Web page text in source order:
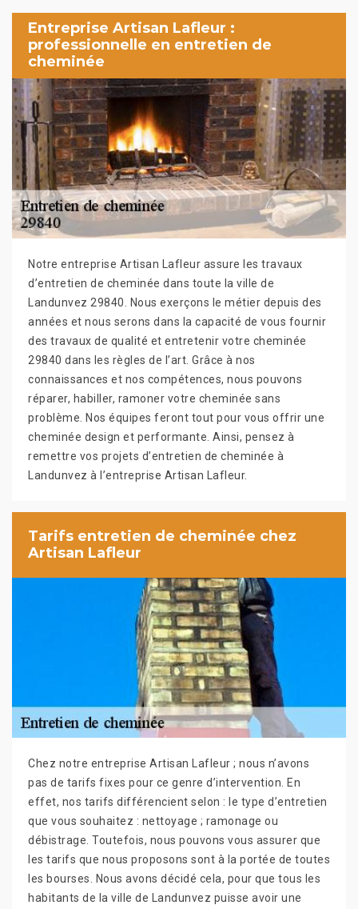
Entreprise Artisan Lafleur :
professionnelle en entretien de
cheminée
Notre entreprise Artisan Lafleur assure les travaux
d’entretien de cheminée dans toute la ville de
Landunvez 29840. Nous exerçons le métier depuis des
années et nous serons dans la capacité de vous fournir
des travaux de qualité et entretenir votre cheminée
29840 dans les règles de l’art. Grâce à nos
connaissances et nos compétences, nous pouvons
réparer, habiller, ramoner votre cheminée sans
problème. Nos équipes feront tout pour vous offrir une
cheminée design et performante. Ainsi, pensez à
remettre vos projets d’entretien de cheminée à
Landunvez à l’entreprise Artisan Lafleur.
Tarifs entretien de cheminée chez
Artisan Lafleur
Chez notre entreprise Artisan Lafleur ; nous n’avons
pas de tarifs fixes pour ce genre d’intervention. En
effet, nos tarifs différencient selon : le type d’entretien
que vous souhaitez : nettoyage ; ramonage ou
débistrage. Toutefois, nous pouvons vous assurer que
les tarifs que nous proposons sont à la portée de toutes
les bourses. Nous avons décidé cela, pour que tous les
habitants de la ville de Landunvez puisse avoir une